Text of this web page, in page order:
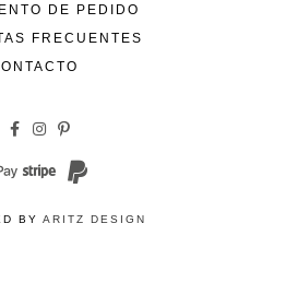
DE PEDIDO
FRECUENTES
BY ARITZ DESIGN